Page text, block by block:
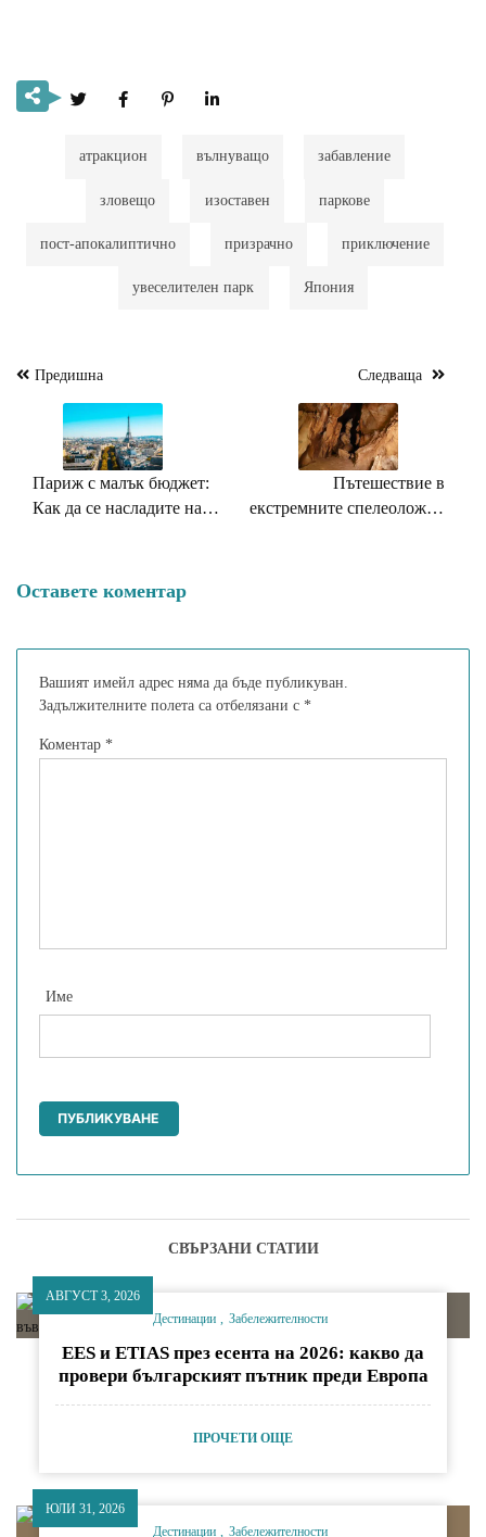
атракцион вълнуващо забавление
зловещо изоставен паркове
пост-апокалиптично призрачно приключение
увеселителен парк Япония
Навигация
Предишна
Париж с малък бюджет:
Как да се насладите на
Следваща
Пътешествие в
екстремните спелеоложки
Оставете коментар
Вашият имейл адрес няма да бъде публикуван.
Задължителните полета са отбелязани с *
Коментар *
Име
СВЪРЗАНИ СТАТИИ
АВГУСТ 3, 2026
Дестинации
Забележителности
EES и ETIAS през есента на 2026: какво да
провери българският пътник преди Европа
ПРОЧЕТИ ОЩЕ
ЮЛИ 31, 2026
Дестинации
Забележителности